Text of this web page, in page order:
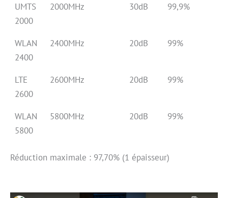
UMTS
2000
2000MHz 30dB 99,9%
WLAN
2400
2400MHz 20dB 99%
LTE
2600
2600MHz 20dB 99%
WLAN
5800
5800MHz 20dB 99%
Réduction maximale : 97,70% (1 épaisseur)